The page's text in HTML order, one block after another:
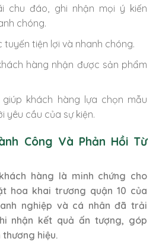
chu đáo, ghi nhận mọi ý kiến
chóng.
tiện lợi và nhanh chóng.
hàng nhận được sản phẩm
khách hàng lựa chọn mẫu
yêu cầu của sự kiện.
Công Và Phản Hồi Từ
hàng là minh chứng cho
hoa khai trương quận 10 của
nghiệp và cá nhân đã trải
nhận kết quả ấn tượng, góp
hiệu.